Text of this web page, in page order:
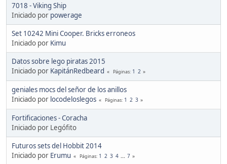
7018 - Viking Ship
Iniciado por powerage
Set 10242 Mini Cooper. Bricks erroneos
Iniciado por Kimu
Datos sobre lego piratas 2015
Iniciado por KapitánRedbeard Páginas 1 2
geniales mocs del señor de los anillos
Iniciado por locodeloslegos Páginas 1 2 3
Fortificaciones - Coracha
Iniciado por Legófito
Futuros sets del Hobbit 2014
Iniciado por Erumu Páginas 1 2 3 4 ... 7